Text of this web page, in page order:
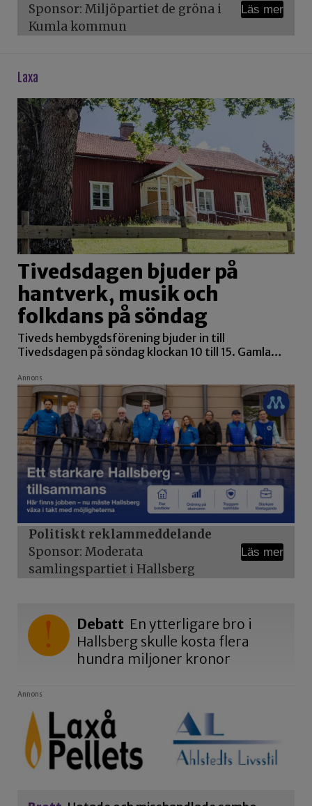
Sponsor: Miljöpartiet de gröna i
Kumla kommun
Läs mer
laxa
Tivedsdagen bjuder på
hantverk, musik och
folkdans på söndag
Tiveds hembygdsförening bjuder in till
Tivedsdagen på söndag klockan 10 till 15. Gamla…
Annons
Politiskt reklammeddelande
Sponsor: Moderata
samlingspartiet i Hallsberg
Läs mer
Debatt En ytterligare bro i
Hallsberg skulle kosta flera
hundra miljoner kronor
Annons